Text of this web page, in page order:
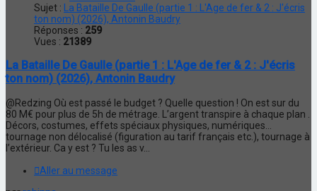
Sujet :
La Bataille De Gaulle (partie 1 : L'Age de fer & 2 : J'écris
ton nom) (2026), Antonin Baudry
Réponses : 259
Vues : 21389
La Bataille De Gaulle (partie 1 : L'Age de fer & 2 : J'écris
ton nom) (2026), Antonin Baudry
@Redzing Où est passé le budget ? Quelle question ! On est sur du
80 M€ pour plus de 5h de métrage. L’argent transpire à chaque plan .
Décors, costumes, effets spéciaux physiques, numériques…
tournage non délocalisé (figuration au tarif français etc.), tournage à
l’extérieur. Ca y est ? Tu les as v...
Aller au message